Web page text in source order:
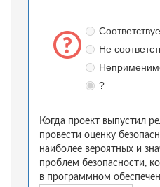
Не
?
Когда проект выпустил
провести оценку
наиболее вероятных и
проблем безопасности,
в программном